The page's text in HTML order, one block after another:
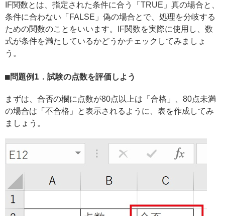
IF関数とは、指定された条件に合う「TRUE」真の場合と、
条件に合わない「FALSE」偽の場合とで、処理を分岐する
ための関数のことをいいます。IF関数を実際に使用し、数
式が条件を満たしているかどうかチェックしてみましょ
う。
問題例1．試験の点数を評価しよう
まずは、合否の欄に点数が80点以上は「合格」、80点未満
の場合は「不合格」と表示されるように、表を作成してみ
ましょう。